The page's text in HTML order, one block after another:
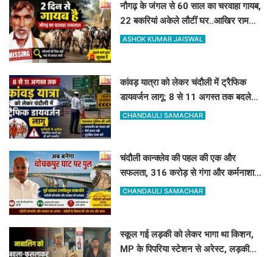
नौगढ़ के जंगल से 60 साल का चरवाहा गायब,
22 बकरियां अकेले लौटीं घर..आखिर रामलाल
कहां गए?
ASHOK KUMAR JAISWAL
कांवड़ यात्रा को लेकर चंदौली में ट्रैफिक
डायवर्जन लागू: 8 से 11 अगस्त तक बदले
रहेंगे ये रास्ते, देखें पूरी लिस्ट
CHANDAULI SAMACHAR
चंदौली कान्क्लेव की पहल की एक और
सफलता, 316 करोड़ से गंगा और कर्मनाशा
नदी पर बनेंगे 2 नए पुल
CHANDAULI SAMACHAR
स्कूल गई लड़की को लेकर भागा था किशन,
MP के पिपरिया स्टेशन से अरेस्ट, लड़की